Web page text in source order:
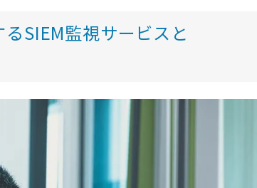
SIEM監視サービスと